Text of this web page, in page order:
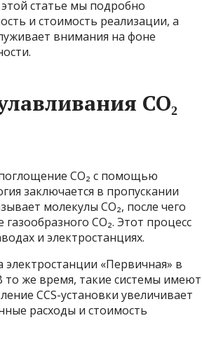
статье мы подробно
и стоимость реализации, а
внимания на фоне
CO₂
CO₂ с помощью
заключается в пропускании
молекулы CO₂, после чего
CO₂. Этот процесс
и электростанциях.
«Первичная» в
то же время, такие системы имеют
CCS-установки увеличивает
расходы и стоимость